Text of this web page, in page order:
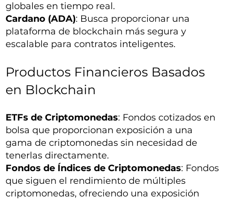
globales en tiempo real.
Cardano (ADA): Busca proporcionar una
plataforma de blockchain más segura y
escalable para contratos inteligentes.
Productos Financieros Basados
en Blockchain
ETFs de Criptomonedas: Fondos cotizados en
bolsa que proporcionan exposición a una
gama de criptomonedas sin necesidad de
tenerlas directamente.
Fondos de Índices de Criptomonedas: Fondos
que siguen el rendimiento de múltiples
criptomonedas, ofreciendo una exposición